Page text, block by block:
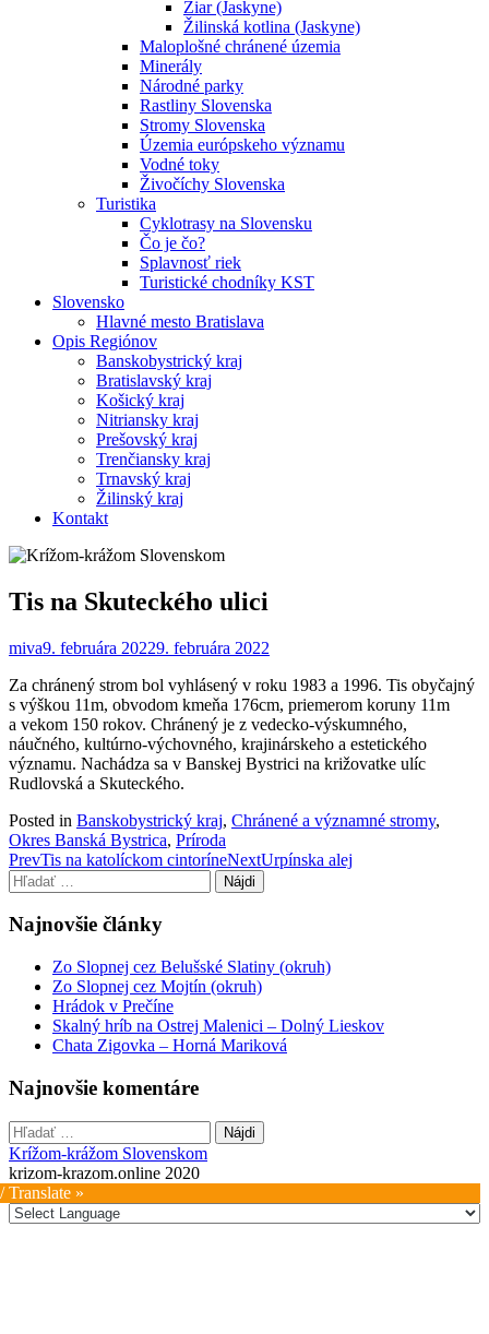
Žiar (Jaskyne)
Žilinská kotlina (Jaskyne)
Maloplošné chránené územia
Minerály
Národné parky
Rastliny Slovenska
Stromy Slovenska
Územia európskeho významu
Vodné toky
Živočíchy Slovenska
Turistika
Cyklotrasy na Slovensku
Čo je čo?
Splavnosť riek
Turistické chodníky KST
Slovensko
Hlavné mesto Bratislava
Opis Regiónov
Banskobystrický kraj
Bratislavský kraj
Košický kraj
Nitriansky kraj
Prešovský kraj
Trenčiansky kraj
Trnavský kraj
Žilinský kraj
Kontakt
Tis na Skuteckého ulici
miva9. februára 20229. februára 2022
Za chránený strom bol vyhlásený v roku 1983 a 1996. Tis obyčajný
s výškou 11m, obvodom kmeňa 176cm, priemerom koruny 11m
a vekom 150 rokov. Chránený je z vedecko-výskumného,
náučného, kultúrno-výchovného, krajinárskeho a estetického
významu. Nachádza sa v Banskej Bystrici na križovatke ulíc
Rudlovská a Skuteckého.
Posted in Banskobystrický kraj, Chránené a významné stromy,
Okres Banská Bystrica, Príroda
Post
navigation
PrevTis na katolíckom cintoríneNextUrpínska alej
Hľadať:
Najnovšie články
Zo Slopnej cez Belušské Slatiny (okruh)
Zo Slopnej cez Mojtín (okruh)
Hrádok v Prečíne
Skalný hríb na Ostrej Malenici – Dolný Lieskov
Chata Zigovka – Horná Mariková
Najnovšie komentáre
Hľadať:
Krížom-krážom Slovenskom
krizom-krazom.online 2020
Translate »